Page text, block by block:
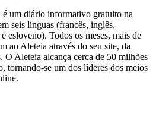
um diário informativo gratuito na
seis línguas (francês, inglês,
esloveno). Todos os meses, mais de
ao Aleteia através do seu site, da
O Aleteia alcança cerca de 50 milhões
tornando-se um dos líderes dos meios